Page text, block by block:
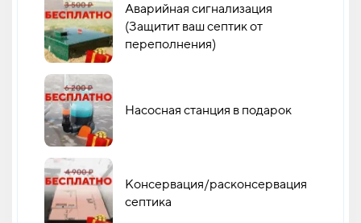
Аварийная сигнализация
(Защитит ваш септик от
переполнения)
Насосная станция в подарок
Консервация/расконсервация
септика